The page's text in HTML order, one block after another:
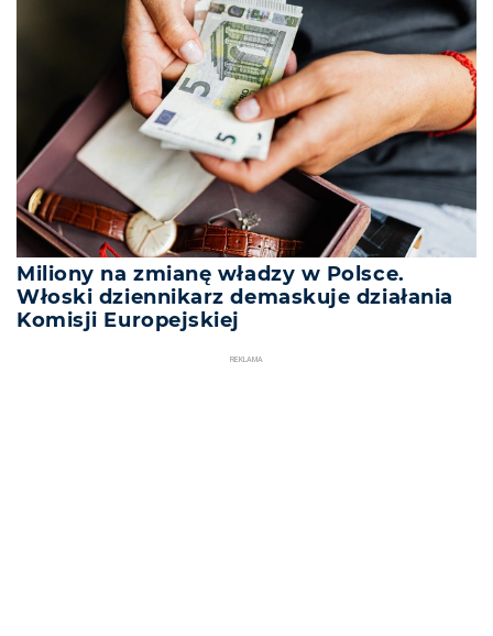
Miliony na zmianę władzy w Polsce.
Włoski dziennikarz demaskuje działania
Komisji Europejskiej
REKLAMA